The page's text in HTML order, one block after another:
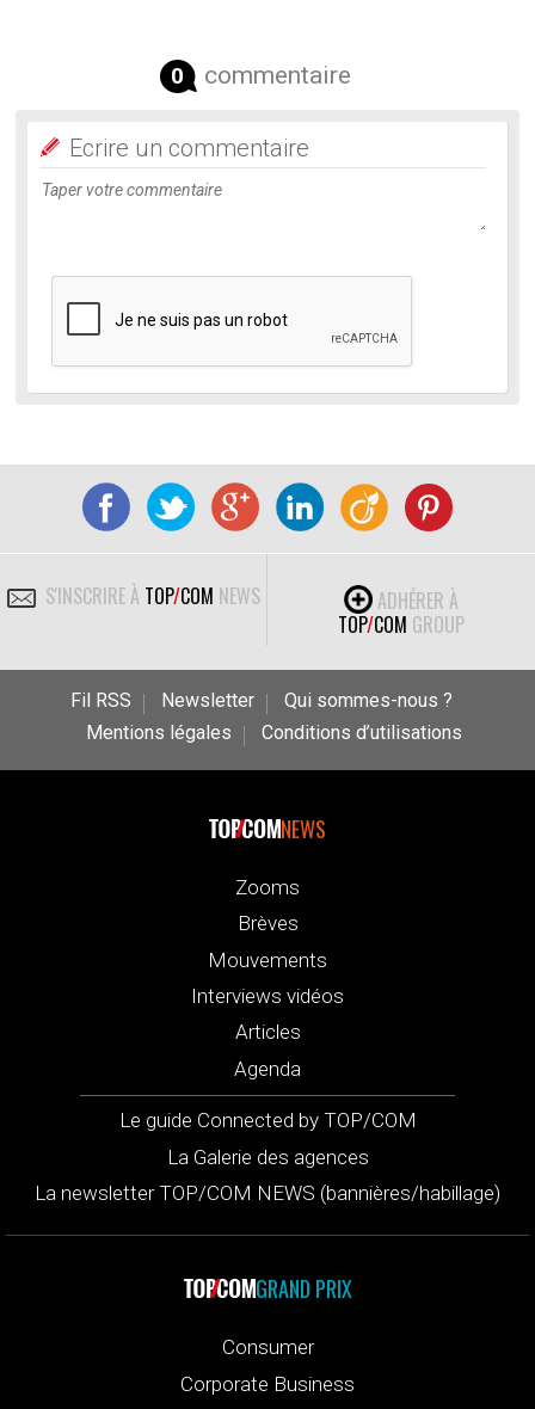
0 commentaire
Ecrire un commentaire
S'INSCRIRE À TOP/COM NEWS
ADHÉRER À
TOP/COM GROUP
Fil RSS Newsletter
Qui sommes-nous ?
Mentions légales
Conditions d’utilisations
NEWS
Zooms
Brèves
Mouvements
Interviews vidéos
Articles
Agenda
Le guide Connected by TOP/COM
La Galerie des agences
La newsletter TOP/COM NEWS (bannières/habillage)
GRAND PRIX
Consumer
Corporate Business